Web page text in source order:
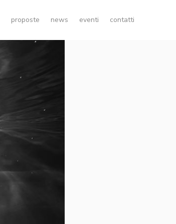
proposte news eventi contatti